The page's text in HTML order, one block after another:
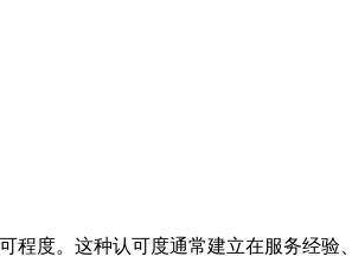
度。这种认可度通常建立在服务经